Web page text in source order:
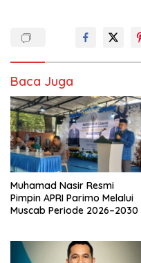
Baca Juga
Muhamad Nasir Resmi
Pimpin APRI Parimo Melalui
Muscab Periode 2026–2030